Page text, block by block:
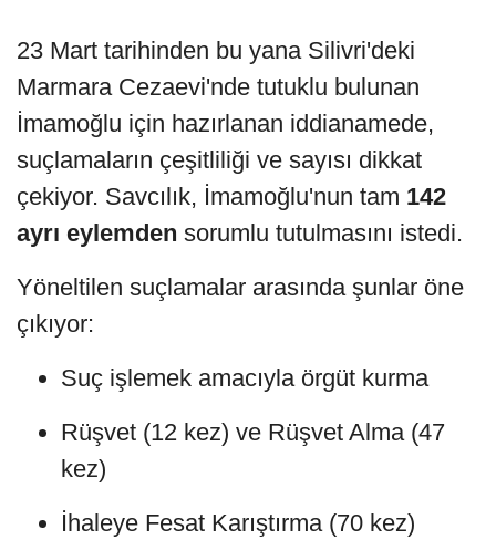
23 Mart tarihinden bu yana Silivri'deki
Marmara Cezaevi'nde tutuklu bulunan
İmamoğlu için hazırlanan iddianamede,
suçlamaların çeşitliliği ve sayısı dikkat
çekiyor. Savcılık, İmamoğlu'nun tam 142
ayrı eylemden sorumlu tutulmasını istedi.
Yöneltilen suçlamalar arasında şunlar öne
çıkıyor:
Suç işlemek amacıyla örgüt kurma
Rüşvet (12 kez) ve Rüşvet Alma (47
kez)
İhaleye Fesat Karıştırma (70 kez)